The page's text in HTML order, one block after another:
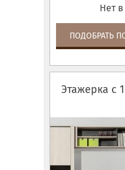
Нет
ПОДОБРАТЬ
Этажерка с